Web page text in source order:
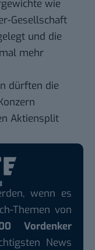
wie
Gesellschaft
und die
mehr
dürften die
Aktiensplit
wenn es
Themen von
Vordenker
News